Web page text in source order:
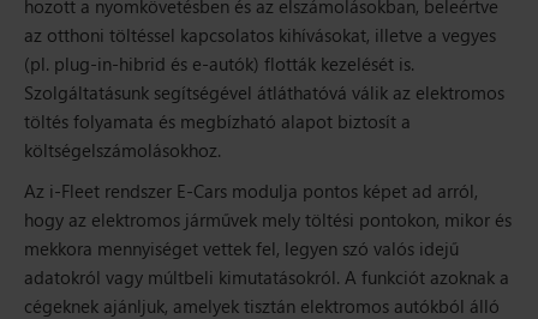
hozott a nyomkövetésben és az elszámolásokban, beleértve
az otthoni töltéssel kapcsolatos kihívásokat, illetve a vegyes
(pl. plug-in-hibrid és e-autók) flották kezelését is.
Szolgáltatásunk segítségével átláthatóvá válik az elektromos
töltés folyamata és megbízható alapot biztosít a
költségelszámolásokhoz.
Az i-Fleet rendszer E-Cars modulja pontos képet ad arról,
hogy az elektromos járművek mely töltési pontokon, mikor és
mekkora mennyiséget vettek fel, legyen szó valós idejű
adatokról vagy múltbeli kimutatásokról. A funkciót azoknak a
cégeknek ajánljuk, amelyek tisztán elektromos autókból álló